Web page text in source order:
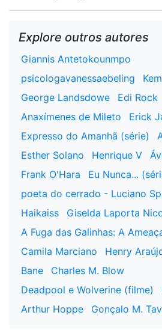
Explore outros autores
Giannis Antetokounmpo
psicologavanessaebeling
George Landsdowe
Edi Rock
Anaxímenes de Mileto
Erick
Expresso do Amanhã (série)
Esther Solano
Henrique V
Frank O'Hara
Eu Nunca...
poeta do cerrado - Luciano
Haikaiss
Giselda Laporta
A Fuga das Galinhas: A
Camila Marciano
Henry
Bane
Charles M. Blow
Deadpool e Wolverine (filme)
Arthur Hoppe
Gonçalo M.